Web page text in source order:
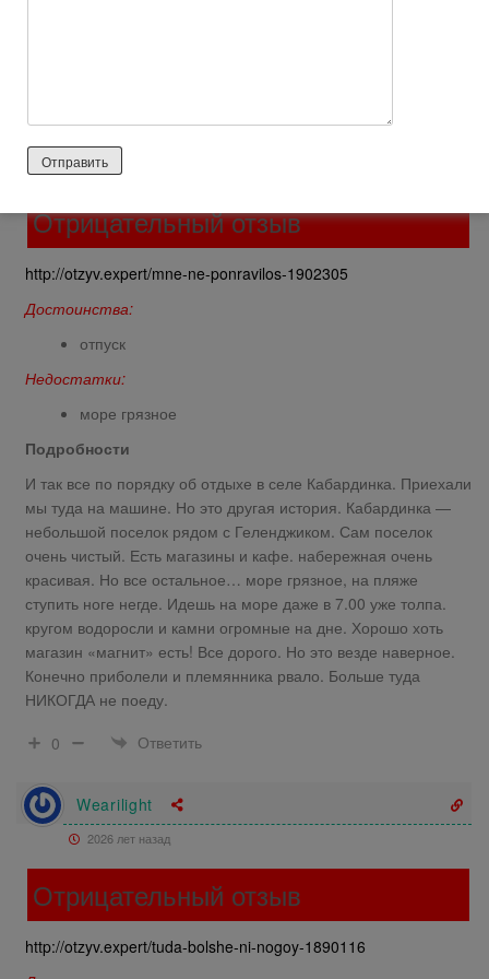
Strandory
2026 лет назад
Отрицательный отзыв
http://otzyv.expert/mne-ne-ponravilos-1902305
Достоинства:
отпуск
Недостатки:
море грязное
Подробности
И так все по порядку об отдыхе в селе Кабардинка. Приехали
мы туда на машине. Но это другая история. Кабардинка —
небольшой поселок рядом с Геленджиком. Сам поселок
очень чистый. Есть магазины и кафе. набережная очень
красивая. Но все остальное… море грязное, на пляже
ступить ноге негде. Идешь на море даже в 7.00 уже толпа.
кругом водоросли и камни огромные на дне. Хорошо хоть
магазин «магнит» есть! Все дорого. Но это везде наверное.
Конечно приболели и племянника рвало. Больше туда
НИКОГДА не поеду.
0
Ответить
Wearilight
2026 лет назад
Отрицательный отзыв
http://otzyv.expert/tuda-bolshe-ni-nogoy-1890116